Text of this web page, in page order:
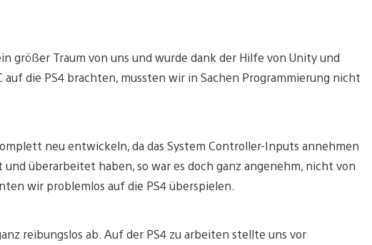
größer Traum von uns und wurde dank der Hilfe von Unity und
auf die PS4 brachten, mussten wir in Sachen Programmierung nicht
neu entwickeln, da das System Controller-Inputs annehmen
überarbeitet haben, so war es doch ganz angenehm, nicht von
wir problemlos auf die PS4 überspielen.
reibungslos ab. Auf der PS4 zu arbeiten stellte uns vor